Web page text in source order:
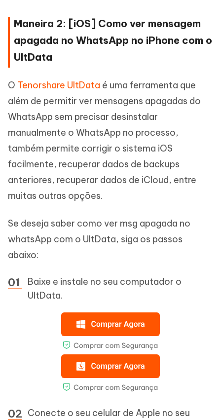
Maneira 2: [iOS] Como ver mensagem
apagada no WhatsApp no iPhone com o
UltData
O Tenorshare UltData é uma ferramenta que
além de permitir ver mensagens apagadas do
WhatsApp sem precisar desinstalar
manualmente o WhatsApp no processo,
também permite corrigir o sistema iOS
facilmente, recuperar dados de backups
anteriores, recuperar dados de iCloud, entre
muitas outras opções.
Se deseja saber como ver msg apagada no
whatsApp com o UltData, siga os passos
abaixo:
Baixe e instale no seu computador o
UltData.
Conecte o seu celular de Apple no seu